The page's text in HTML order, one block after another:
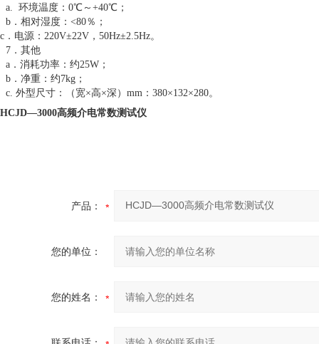
a. 环境温度：0℃～+40℃；
b．相对湿度：<80％；
c．电源：220V±22V，50Hz±2.5Hz。
7．其他
a．消耗功率：约25W；
b．净重：约7kg；
c. 外型尺寸：（宽×高×深）mm：380×132×280。
HCJD—3000高频介电常数测试仪
产品：
您的单位：
您的姓名：